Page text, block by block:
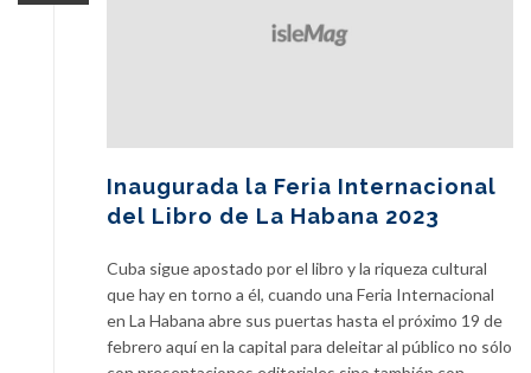
Inaugurada la Feria Internacional
del Libro de La Habana 2023
Cuba sigue apostado por el libro y la riqueza cultural
que hay en torno a él, cuando una Feria Internacional
en La Habana abre sus puertas hasta el próximo 19 de
febrero aquí en la capital para deleitar al público no sólo